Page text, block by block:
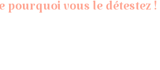
pourquoi vous le détestez !